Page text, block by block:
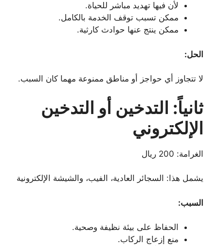
لأن فيها تهديد مباشر للحياة.
ممكن تسبب توقف الخدمة بالكامل.
ممكن ينتج عنها حوادث كارثية.
الحل:
لا تتجاوز أي حواجز أو مناطق ممنوعة مهما كان السبب.
ثانياً: التدخين أو التدخين
الإلكتروني
الغرامة: 200 ريال
يشمل هذا: السجائر العادية، الفيب، والشيشة الإلكترونية
السبب:
الحفاظ على بيئة نظيفة وصحية.
منع إزعاج الركاب.